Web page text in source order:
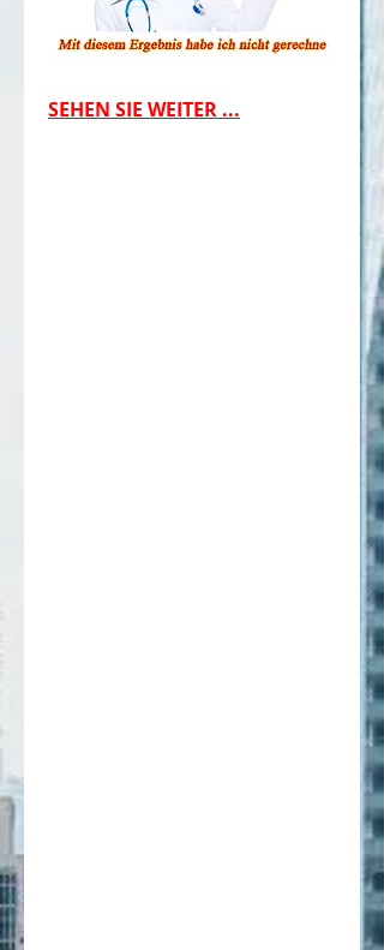
SEHEN SIE WEITER ...